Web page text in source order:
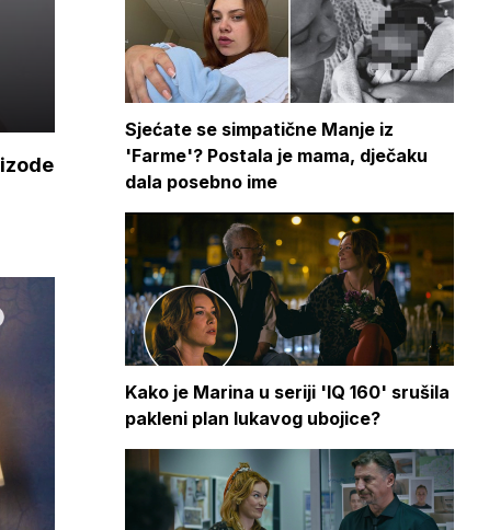
Sjećate se simpatične Manje iz
'Farme'? Postala je mama, dječaku
dala posebno ime
Kako je Marina u seriji 'IQ 160' srušila
pakleni plan lukavog ubojice?